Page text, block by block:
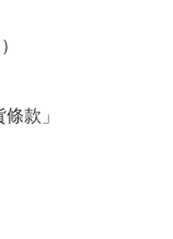
款」